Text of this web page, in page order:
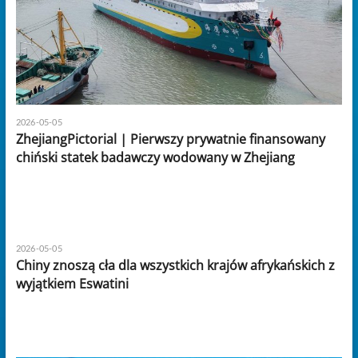
2026-05-05
ZhejiangPictorial | Pierwszy prywatnie finansowany
chiński statek badawczy wodowany w Zhejiang
2026-05-05
Chiny znoszą cła dla wszystkich krajów afrykańskich z
wyjątkiem Eswatini